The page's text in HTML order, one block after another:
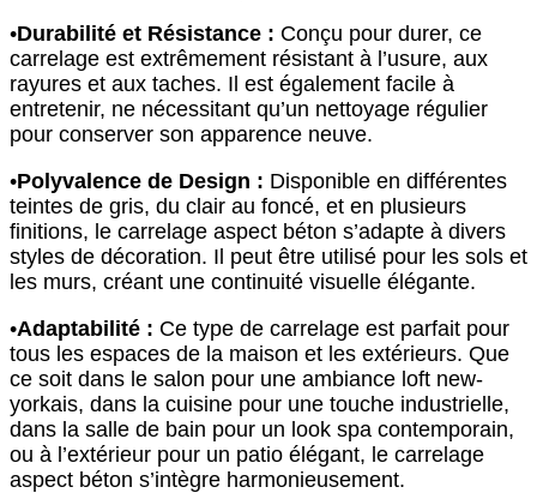
•Durabilité et Résistance : Conçu pour durer, ce
carrelage est extrêmement résistant à l’usure, aux
rayures et aux taches. Il est également facile à
entretenir, ne nécessitant qu’un nettoyage régulier
pour conserver son apparence neuve.
•Polyvalence de Design : Disponible en différentes
teintes de gris, du clair au foncé, et en plusieurs
finitions, le carrelage aspect béton s’adapte à divers
styles de décoration. Il peut être utilisé pour les sols et
les murs, créant une continuité visuelle élégante.
•Adaptabilité : Ce type de carrelage est parfait pour
tous les espaces de la maison et les extérieurs. Que
ce soit dans le salon pour une ambiance loft new-
yorkais, dans la cuisine pour une touche industrielle,
dans la salle de bain pour un look spa contemporain,
ou à l’extérieur pour un patio élégant, le carrelage
aspect béton s’intègre harmonieusement.